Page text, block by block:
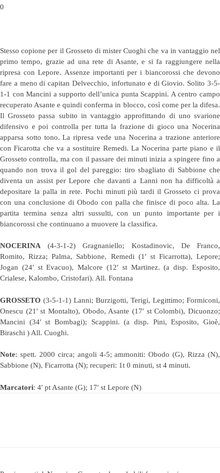
0
Stesso copione per il Grosseto di mister Cuoghi che va in vantaggio nel
primo tempo, grazie ad una rete di Asante, e si fa raggiungere nella
ripresa con Lepore. Assenze importanti per i biancorossi che devono
fare a meno di capitan Delvecchio, infortunato e di Giovio. Solito 3-5-
1-1 con Mancini a supporto dell’unica punta Scappini. A centro campo
recuperato Asante e quindi conferma in blocco, così come per la difesa.
Il Grosseto passa subito in vantaggio approfittando di uno svarione
difensivo e poi controlla per tutta la frazione di gioco una Nocerina
apparsa sotto tono. La ripresa vede una Nocerina a trazione anteriore
con Ficarotta che va a sostituire Remedi. La Nocerina parte piano e il
Grosseto controlla, ma con il passare dei minuti inizia a spingere fino a
quando non trova il gol del pareggio: tiro sbagliato di Sabbione che
diventa un assist per Lepore che davanti a Lanni non ha difficoltà a
depositare la palla in rete. Pochi minuti più tardi il Grosseto ci prova
con una conclusione di Obodo con palla che finisce di poco alta. La
partita termina senza altri sussulti, con un punto importante per i
biancorossi che continuano a muovere la classifica.
NOCERINA (4-3-1-2) Gragnaniello; Kostadinovic, De Franco,
Romito, Rizza; Palma, Sabbione, Remedi (1′ st Ficarrotta), Lepore;
Jogan (24′ st Evacuo), Malcore (12′ st Martinez. (a disp. Esposito,
Crialese, Kalombo, Cristofari). All. Fontana
GROSSETO (3-5-1-1) Lanni; Burzigotti, Terigi, Legittimo; Formiconi,
Onescu (21′ st Montalto), Obodo, Asante (17′ st Colombi), Dicuonzo;
Mancini (34′ st Bombagi); Scappini. (a disp. Pini, Esposito, Gioè,
Biraschi ) All. Cuoghi.
Note: spett. 2000 circa; angoli 4-5; ammoniti: Obodo (G), Rizza (N),
Sabbione (N), Ficarrotta (N); recuperi: 1t 0 minuti, st 4 minuti.
Marcatori: 4′ pt Asante (G); 17′ st Lepore (N)